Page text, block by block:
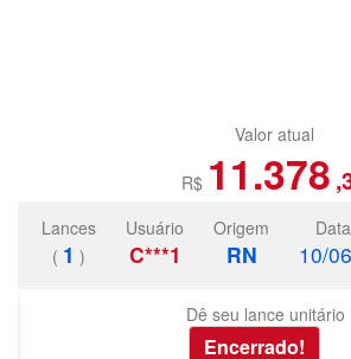
Valor atual
R$ 11.378
Lances
( 1 )
Usuário
C***1
Origem
RN 10/
Dê seu lance unitário